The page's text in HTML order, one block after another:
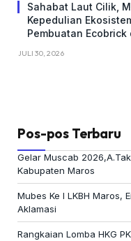
Sahabat Laut Cilik,
Kepedulian
Pembuatan Ecobrick
JULI 30, 2026
Pos-pos Terbaru
Gelar Muscab
Kabupaten Maros
Mubes Ke I LKBH Maros,
Aklamasi
Rangkaian Lomba HKG